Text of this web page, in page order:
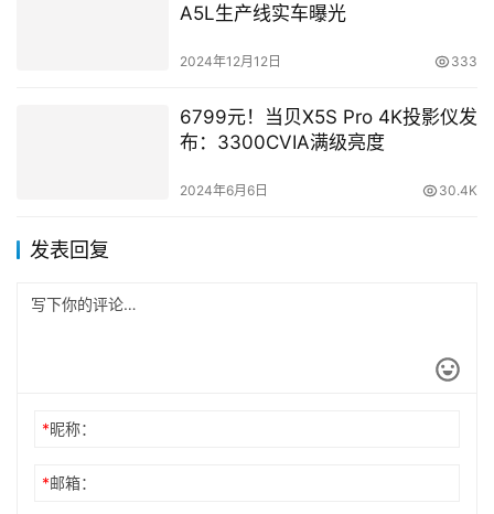
A5L生产线实车曝光
2024年12月12日 333
6799元！当贝X5S Pro 4K投影仪发
布：3300CVIA满级亮度
2024年6月6日 30.4K
发表回复
*昵称：
*邮箱：